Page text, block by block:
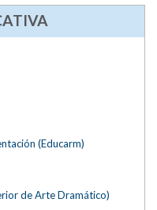
(Educarm)
de Arte Dramático)